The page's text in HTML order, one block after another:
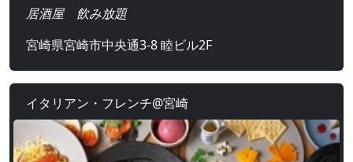
居酒屋 飲み放題
宮崎県宮崎市中央通3-8 睦ビル2F
イタリアン・フレンチ@宮崎